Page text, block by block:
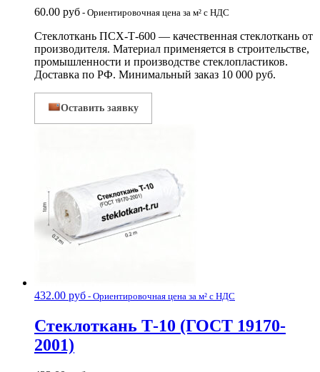
60.00 руб - Ориентировочная цена за м² с НДС
Стеклоткань ПСХ-Т-600 — качественная стеклоткань от
производителя. Материал применяется в строительстве,
промышленности и производстве стеклопластиков.
Доставка по РФ. Минимальный заказ 10 000 руб.
Оставить заявку
432.00 руб - Ориентировочная цена за м² с НДС
Стеклоткань Т-10 (ГОСТ 19170-
2001)